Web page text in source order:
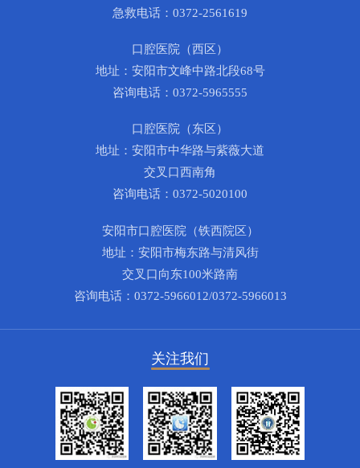
急救电话：0372-2561619
口腔医院（西区）
地址：安阳市文峰中路北段68号
咨询电话：0372-5965555
口腔医院（东区）
地址：安阳市中华路与紫薇大道
交叉口西南角
咨询电话：0372-5020100
安阳市口腔医院（铁西院区）
地址：安阳市梅东路与清风街
交叉口向东100米路南
咨询电话：0372-5966012/0372-5966013
关注我们